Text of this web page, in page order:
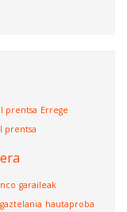
prentsa Errege
prentsa
garaileak
gaztelania hautaproba